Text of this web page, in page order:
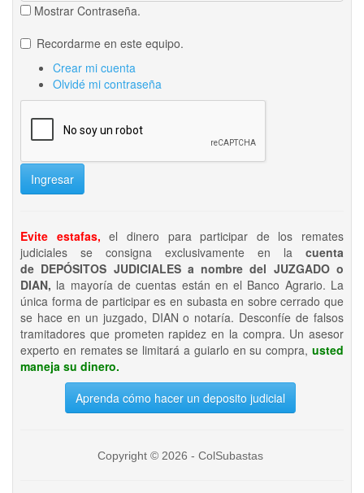
Mostrar Contraseña.
Recordarme en este equipo.
Crear mi cuenta
Olvidé mi contraseña
Ingresar
Evite estafas, el dinero para participar de los remates
judiciales se consigna exclusivamente en la cuenta
de DEPÓSITOS JUDICIALES a nombre del JUZGADO o
DIAN, la mayoría de cuentas están en el Banco Agrario. La
única forma de participar es en subasta en sobre cerrado que
se hace en un juzgado, DIAN o notaría. Desconfíe de falsos
tramitadores que prometen rapidez en la compra. Un asesor
experto en remates se limitará a guiarlo en su compra, usted
maneja su dinero.
Aprenda cómo hacer un deposito judicial
Copyright © 2026 - ColSubastas